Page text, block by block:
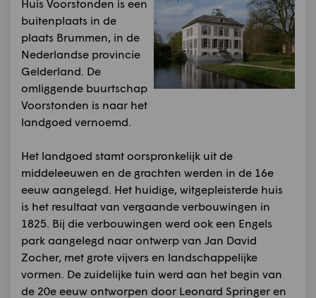
Huis Voorstonden is een
buitenplaats in de
plaats Brummen, in de
Nederlandse provincie
Gelderland. De
omliggende buurtschap
Voorstonden is naar het
landgoed vernoemd.
Het landgoed stamt oorspronkelijk uit de
middeleeuwen en de grachten werden in de 16e
eeuw aangelegd. Het huidige, witgepleisterde huis
is het resultaat van vergaande verbouwingen in
1825. Bij die verbouwingen werd ook een Engels
park aangelegd naar ontwerp van Jan David
Zocher, met grote vijvers en landschappelijke
vormen. De zuidelijke tuin werd aan het begin van
de 20e eeuw ontworpen door Leonard Springer en